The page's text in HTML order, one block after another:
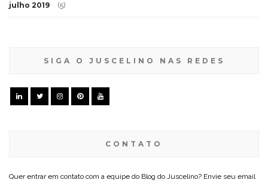
julho 2019 (5)
SIGA O JUSCELINO NAS REDES
CONTATO
Quer entrar em contato com a equipe do Blog do Juscelino? Envie seu email